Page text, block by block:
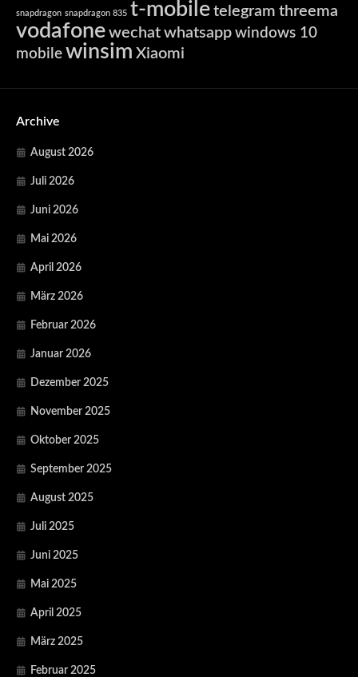
snapdragon snapdragon 835 t-mobile telegram threema
vodafone wechat whatsapp windows 10
mobile winsim Xiaomi
Archive
August 2026
Juli 2026
Juni 2026
Mai 2026
April 2026
März 2026
Februar 2026
Januar 2026
Dezember 2025
November 2025
Oktober 2025
September 2025
August 2025
Juli 2025
Juni 2025
Mai 2025
April 2025
März 2025
Februar 2025